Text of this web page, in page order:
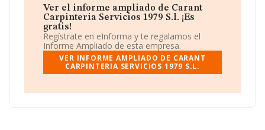
actividad en mercados exteriores.
Su página web es
www.carantservicios.com
La compañía Carant Carpinteria Servicios 1979 S.L
con NIF B26946731, tiene su domicilio social
establecido en Calle Balmes núm. 211 P. 5 Pta. 2,
(08006), Barcelona, Cataluña.
Con los datos a disposición de INFORMA sobre 13.646
Ver el informe ampliado de Carant
Carpinteria Servicios 1979 S.l. ¡Es
gratis!
Regístrate en eInforma y te regalamos el
Informe Ampliado de esta empresa.
VER INFORME AMPLIADO DE CARANT
CARPINTERIA SERVICIOS 1979 S.L.